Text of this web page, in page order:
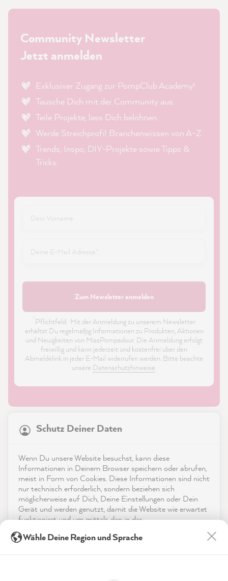
Community Newsletter
Jetzt anmelden
Exklusiver Zugang zur PompClub Academy!
Tausche Dich mit der Community aus.
Teile Projekte, lass Dich belohnen.
Werde Streichprofi! Branchenwissen von A-Z.
Trends, Inspo, DIY-Projekte sowie Tipps &
Tricks.
Zum Newsletter anmelden
Pflichtfeld · Mit der Anmeldung zu unserem Newsletter
erhältst Du regelmäßig Informationen zu Produkten, Aktionen
und Neuigkeiten von MissPompadour. Die Anmeldung erfolgt
freiwillig und kann jederzeit und kostenfrei über den
Abmeldelink in jeder E-Mail widerrufen werden. Bitte beachte
unsere Datenschutzhinweise.
Service
Kontakt
Schutz Deiner Daten
Wenn Du unsere Website besuchst, kann diese
Informationen in Deinem Browser speichern oder abrufen,
meist in Form von Cookies. Diese Informationen sind nicht
nur technisch erforderlich, sondern beziehen sich
möglicherweise auf Dich, Deine Einstellungen oder Dein
Gerät und werden genutzt, damit die Website wie erwartet
funktioniert und um mittels den in der
der Webseite für deren Optimierung zu analysieren sowie
21.861Bewertungen
reviews-io
Verifizierter Kunde
Liebes MissPompadour Team, es hat alles
Wähle Deine Region und Sprache